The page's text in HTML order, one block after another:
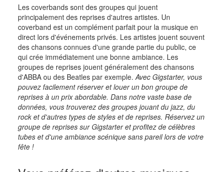
Les coverbands sont des groupes qui jouent
principalement des reprises d'autres artistes. Un
coverband est un complément parfait pour la musique en
direct lors d'événements privés. Les artistes jouent souvent
des chansons connues d'une grande partie du public, ce
qui crée immédiatement une bonne ambiance. Les
groupes de reprises jouent généralement des chansons
d'ABBA ou des Beatles par exemple. Avec Gigstarter, vous
pouvez facilement réserver et louer un bon groupe de
reprises à un prix abordable. Dans notre vaste base de
données, vous trouverez des groupes jouant du jazz, du
rock et d'autres types de styles et de reprises. Réservez un
groupe de reprises sur Gigstarter et profitez de célèbres
tubes et d'une ambiance scénique sans pareil lors de votre
fête !